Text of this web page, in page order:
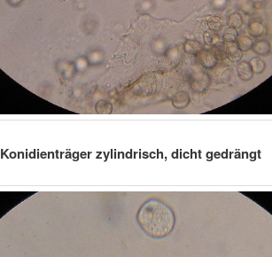
Konidienträger zylindrisch, dicht gedrängt